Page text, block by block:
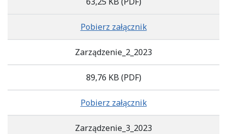
Pobierz załącznik
Zarządzenie_2_2023
89,76 KB (PDF)
Pobierz załącznik
Zarządzenie_3_2023